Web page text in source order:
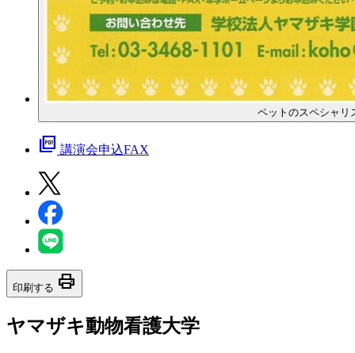
ペットのスペシャリ
picture_as_pdf 講演会申込FAX
印刷する print
ヤマザキ動物看護大学